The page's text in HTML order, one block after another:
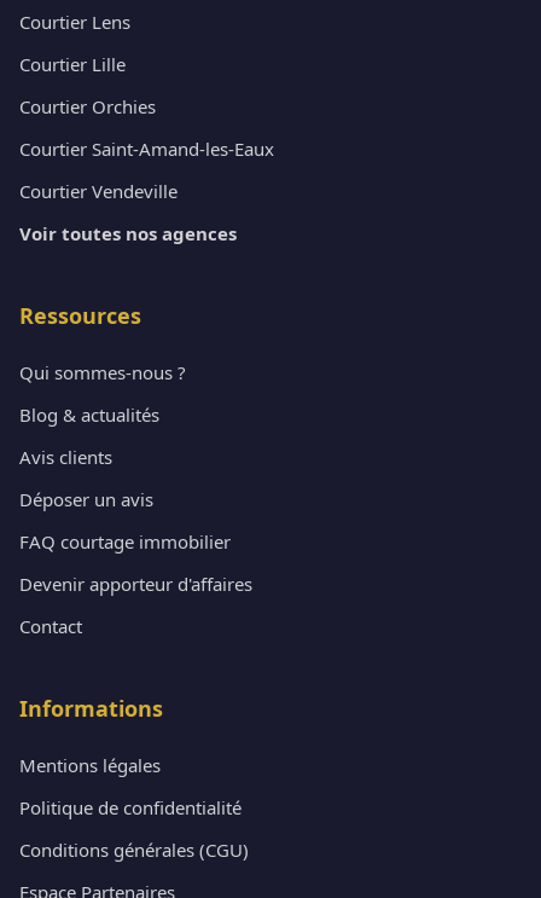
Courtier Lens
Courtier Lille
Courtier Orchies
Courtier Saint-Amand-les-Eaux
Courtier Vendeville
Voir toutes nos agences
Ressources
Qui sommes-nous ?
Blog & actualités
Avis clients
Déposer un avis
FAQ courtage immobilier
Devenir apporteur d'affaires
Contact
Informations
Mentions légales
Politique de confidentialité
Conditions générales (CGU)
Espace Partenaires